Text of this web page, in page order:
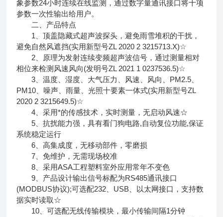
象参数24小时连续在线监测，通过数字量通讯接口将十项
参数一次性输出给用户。
二、产品特点
1、顶盖隐藏式超声波探头，避免雨雪堆积的干扰，
避免自然风遮挡(实用新型号ZL 2020 2 3215713.X)☆
2、原理为发射连续变频超声波信号，通过测量相对
相位来检测风速风向(发明号ZL 2021 1 0237536.5)☆
3、温度、湿度、大气压力、风速、风向、PM2.5、
PM10、噪声、雨量、光照十要素一体式(实用新型号ZL
2020 2 3215649.5)☆
4、采用*的传感技术，实时测量，无启动风速☆
5、抗扰能力强，具有看门狗电路,自动复位功能,保证
系统稳定运行
6、高集成度，无移动部件，零磨损
7、免维护，无需现场校准
8、采用ASA工程塑料室外应用常年不变色
9、产品设计输出信号标配为RS485通讯接口
(MODBUS协议);可选配232、USB、以太网接口，支持数
据实时读取☆
10、可选配无线传输模块，最小传输间隔1分钟